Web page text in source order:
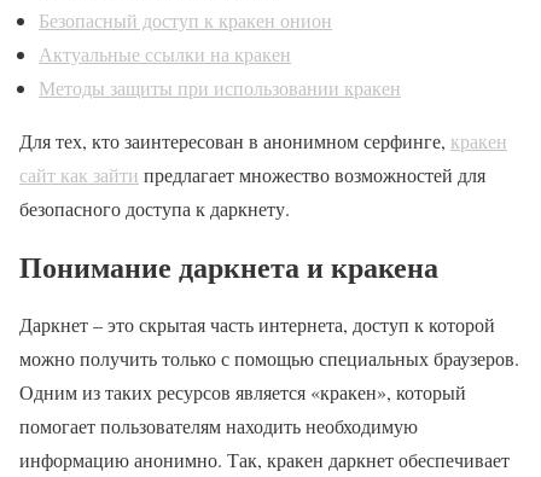
Безопасный доступ к кракен онион
Актуальные ссылки на кракен
Методы защиты при использовании кракен
Для тех, кто заинтересован в анонимном серфинге, кракен
сайт как зайти предлагает множество возможностей для
безопасного доступа к даркнету.
Понимание даркнета и кракена
Даркнет – это скрытая часть интернета, доступ к которой
можно получить только с помощью специальных браузеров.
Одним из таких ресурсов является «кракен», который
помогает пользователям находить необходимую
информацию анонимно. Так, кракен даркнет обеспечивает